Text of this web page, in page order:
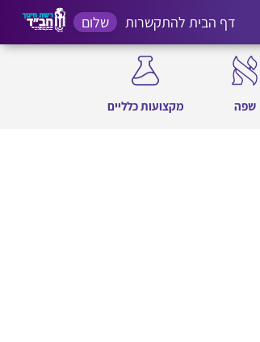
דף הבית להתקשרות שלום
שפה מקצועות כלליים